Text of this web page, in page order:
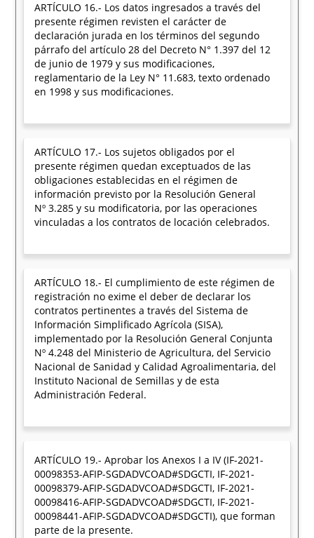
ARTÍCULO 16.- Los datos ingresados a través del
presente régimen revisten el carácter de
declaración jurada en los términos del segundo
párrafo del artículo 28 del Decreto N° 1.397 del 12
de junio de 1979 y sus modificaciones,
reglamentario de la Ley N° 11.683, texto ordenado
en 1998 y sus modificaciones.
ARTÍCULO 17.- Los sujetos obligados por el
presente régimen quedan exceptuados de las
obligaciones establecidas en el régimen de
información previsto por la Resolución General
Nº 3.285 y su modificatoria, por las operaciones
vinculadas a los contratos de locación celebrados.
ARTÍCULO 18.- El cumplimiento de este régimen de
registración no exime el deber de declarar los
contratos pertinentes a través del Sistema de
Información Simplificado Agrícola (SISA),
implementado por la Resolución General Conjunta
Nº 4.248 del Ministerio de Agricultura, del Servicio
Nacional de Sanidad y Calidad Agroalimentaria, del
Instituto Nacional de Semillas y de esta
Administración Federal.
ARTÍCULO 19.- Aprobar los Anexos I a IV (IF-2021-
00098353-AFIP-SGDADVCOAD#SDGCTI, IF-2021-
00098379-AFIP-SGDADVCOAD#SDGCTI, IF-2021-
00098416-AFIP-SGDADVCOAD#SDGCTI, IF-2021-
00098441-AFIP-SGDADVCOAD#SDGCTI), que forman
parte de la presente.